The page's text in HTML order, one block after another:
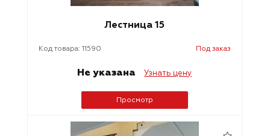
Лестница 15
Код товара: 11590 Под заказ
Не указана Узнать цену
Просмотр